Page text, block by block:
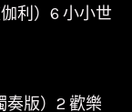
利）6 小小世
奏版）2 歡樂